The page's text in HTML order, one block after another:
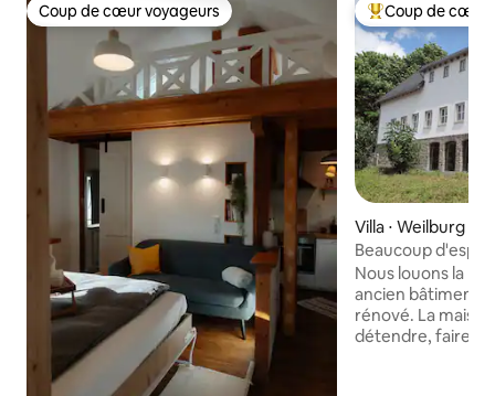
Coup de cœur voyageurs
Coup de cœur voyageurs Coups de cœur
Coup de cœur
Villa ⋅ Weilburg
Beaucoup
Nous louons la
ancien bâtiment
rénové. La
détendre, faire